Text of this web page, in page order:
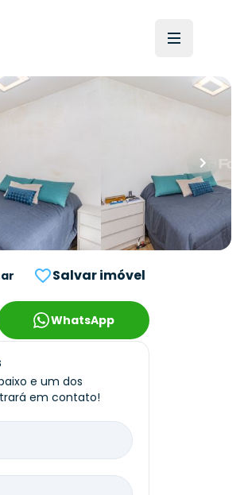
Salvar imóvel
WhatsApp
e um dos
em contato!